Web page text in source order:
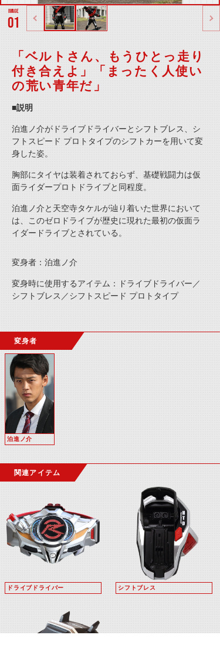
01
「ベルトさん、もうひとっ走り
付き合えよ」「まったく人使い
の荒い青年だ」
■説明
泊進ノ介がドライブドライバーとシフトブレス、シ
フトスピード プロトタイプのシフトカーを用いて変
身した姿。
胸部にタイヤは装着されておらず、基礎戦闘力は仮
面ライダープロトドライブと同程度。
泊進ノ介と天空寺タケルが辿り着いた世界において
は、このゼロドライブが歴史に現れた最初の仮面ラ
イダードライブとされている。
変身者：泊進ノ介
変身時に使用するアイテム：ドライブドライバー／
シフトブレス／シフトスピード プロトタイプ
変身者
泊進ノ介
関連アイテム
ドライブドライバー シフトブレス